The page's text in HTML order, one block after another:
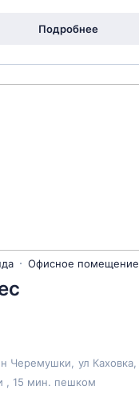
Подробнее
Офисное помещение
Черемушки ул Каховка
, 15 мин. пешком